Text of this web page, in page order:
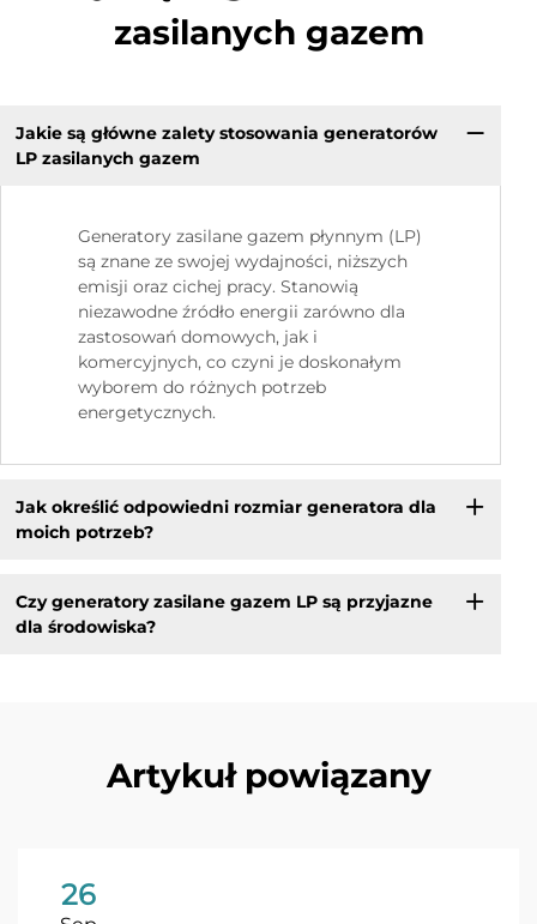
zasilanych gazem
Jakie są główne zalety stosowania generatorów
LP zasilanych gazem
Generatory zasilane gazem płynnym (LP)
są znane ze swojej wydajności, niższych
emisji oraz cichej pracy. Stanowią
niezawodne źródło energii zarówno dla
zastosowań domowych, jak i
komercyjnych, co czyni je doskonałym
wyborem do różnych potrzeb
energetycznych.
Jak określić odpowiedni rozmiar generatora dla
moich potrzeb?
Czy generatory zasilane gazem LP są przyjazne
dla środowiska?
Artykuł powiązany
26